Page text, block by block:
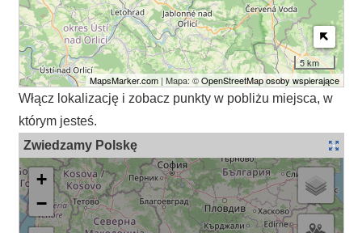
5 km
MapsMarker.com| Mapa: ©OpenStreetMap osoby wspierające
Włącz lokalizację i zobacz punkty w pobliżu miejsca, w
którym jesteś.
Zwiedzamy Polskę
+
−